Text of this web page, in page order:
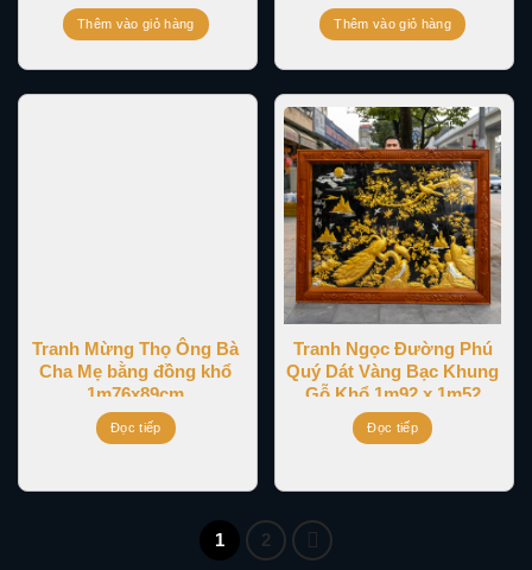
Thêm vào giỏ hàng Thêm vào giỏ hàng
Tranh Mừng Thọ Ông Bà
Cha Mẹ bằng đồng khổ
1m76x89cm
Đọc tiếp
Tranh Ngọc Đường Phú
Quý Dát Vàng Bạc Khung
Gỗ Khổ 1m92 x 1m52
Đọc tiếp
1 2